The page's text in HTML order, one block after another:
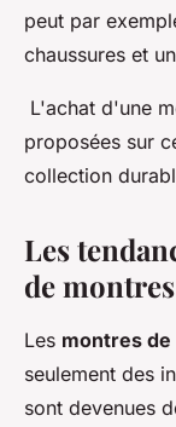
peut par
chaussures et
L'achat d'une
proposées sur
collection
Les
de
Les montres
seulement des
sont devenues